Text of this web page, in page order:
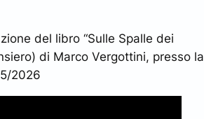
del libro “Sulle Spalle dei
di Marco Vergottini, presso la
2026